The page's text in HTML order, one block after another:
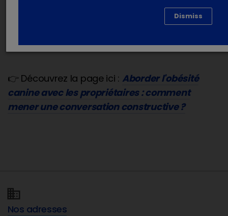
véritable opportunité de prévention et
👉 Découvrez la page ici : Aborder l'obésité
canine avec les propriétaires : comment
mener une conversation constructive ?
Nos adresses
Dismiss